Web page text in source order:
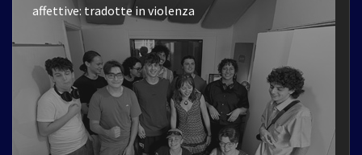
affettive: tradotte in violenza